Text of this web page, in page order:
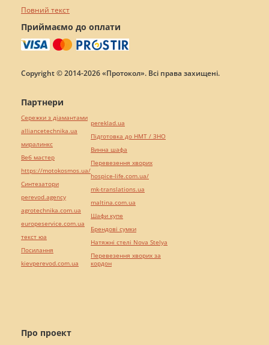
Повний текст
Приймаємо до оплати
Copyright © 2014-2026 «Протокол». Всі права захищені.
Про проект
Партнери
Сережки з діамантами
alliancetechnika.ua
миралинкс
Веб мастер
https://motokosmos.ua/
Синтезатори
perevod.agency
agrotechnika.com.ua
europeservice.com.ua
текст юа
Посилання
kievperevod.com.ua
pereklad.ua
Підготовка до НМТ / ЗНО
Винна шафа
Перевезення хворих
hospice-life.com.ua/
mk-translations.ua
maltina.com.ua
Шафи купе
Брендові сумки
Натяжні стелі Nova Stelya
Перевезення хворих за
кордон